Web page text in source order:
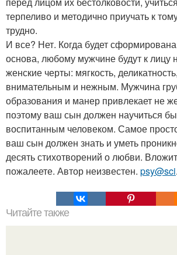
терпеливо и методично приучать к
трудно.
И все? Нет. Когда будет
основа, любому мужчине будут к лицу
женские черты: мягкость,
внимательным и нежным. Мужчина
образования и манер привлекает не
поэтому ваш сын должен научиться
воспитанным человеком. Самое
ваш сын должен знать и уметь
десять стихотворений о любви.
пожалеете. Автор неизвестен. psy@sci.
Читайте также